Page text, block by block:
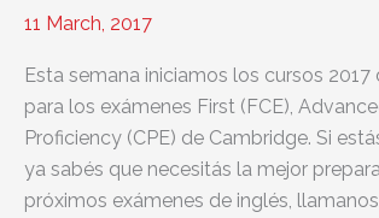
Schools,
y
CPE
11 March, 2017
Esta semana iniciamos los cursos 2017
para los exámenes First (FCE),
Proficiency (CPE) de Cambridge. Si
ya sabés que necesitás la mejor
próximos exámenes de inglés,